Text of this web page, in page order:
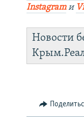
Instagramи
Новости